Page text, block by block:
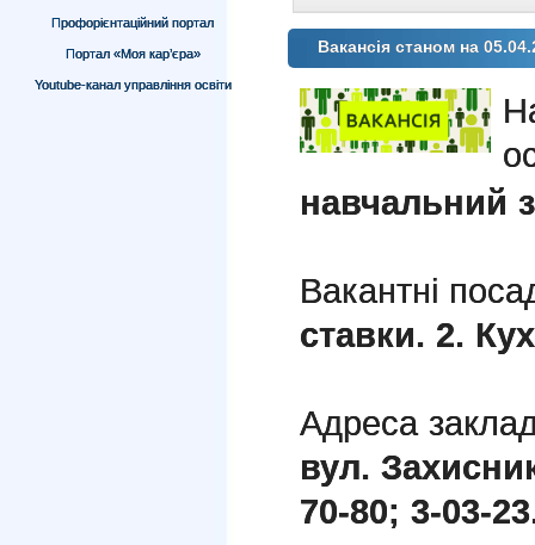
Профорієнтаційний портал
Портал «Моя кар’єра»
Youtube-канал управління освіти
Вакансія станом на
навчальний
Вакантні
ставки. 2.
Адреса
вул.
70-80; 3-03-